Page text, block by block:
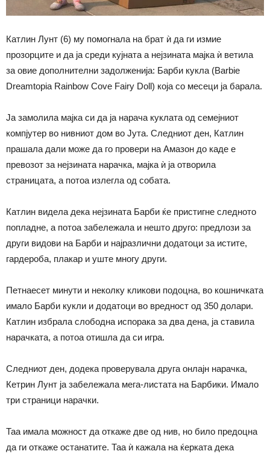
Катлин Лунт (6) му помогнала на брат ѝ да ги измие
прозорците и да ја среди кујната а нејзината мајка ѝ ветила
за овие дополнителни задолженија: Барби кукла (Barbie
Dreamtopia Rainbow Cove Fairy Doll) која со месеци ја барала.
Ја замолила мајка си да ја нарача куклата од семејниот
компјутер во нивниот дом во Јута. Следниот ден, Катлин
прашала дали може да го провери на Амазон до каде е
превозот за нејзината нарачка, мајка ѝ ја отворила
страницата, а потоа излегла од собата.
Катлин видела дека нејзината Барби ќе пристигне следното
попладне, а потоа забележала и нешто друго: предлози за
други видови на Барби и најразлични додатоци за истите,
гардероба, плакар и уште многу други.
Петнаесет минути и неколку кликови подоцна, во кошничката
имало Барби кукли и додатоци во вредност од 350 долари.
Катлин избрала слободна испорака за два дена, ја ставила
нарачката, а потоа отишла да си игра.
Следниот ден, додека проверувала друга онлајн нарачка,
Кетрин Лунт ја забележала мега-листата на Барбики. Имало
три страници нарачки.
Таа имала можност да откаже две од нив, но било предоцна
да ги откаже останатите. Таа ѝ кажала на ќерката дека